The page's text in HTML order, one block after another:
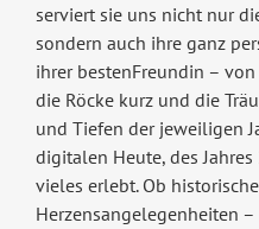
serviert sie uns nicht nur
sondern auch ihre ganz
ihrer bestenFreundin –
die Röcke kurz und die
und Tiefen der jeweiligen
digitalen Heute, des
vieles erlebt. Ob
Herzensangelegenheiten